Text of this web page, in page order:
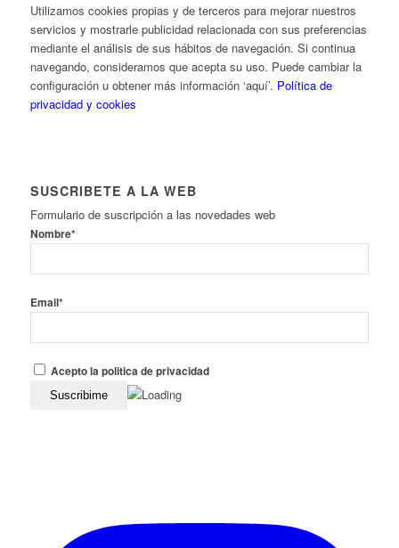
Utilizamos cookies propias y de terceros para mejorar nuestros
servicios y mostrarle publicidad relacionada con sus preferencias
mediante el análisis de sus hábitos de navegación. Si continua
navegando, consideramos que acepta su uso. Puede cambiar la
configuración u obtener más información ‘aquí’. Política de
privacidad y cookies
SUSCRIBETE A LA WEB
Formulario de suscripción a las novedades web
Nombre*
Email*
Acepto la politica de privacidad